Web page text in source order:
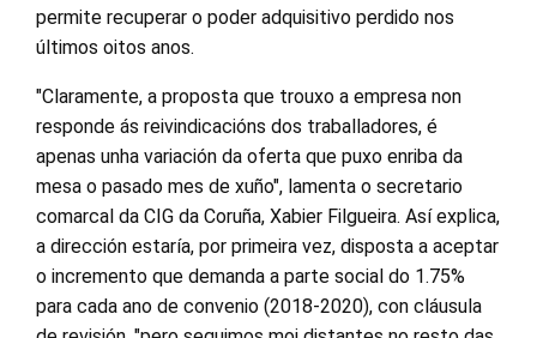
permite recuperar o poder adquisitivo perdido nos
últimos oitos anos.
"Claramente, a proposta que trouxo a empresa non
responde ás reivindicacións dos traballadores, é
apenas unha variación da oferta que puxo enriba da
mesa o pasado mes de xuño", lamenta o secretario
comarcal da CIG da Coruña, Xabier Filgueira. Así explica,
a dirección estaría, por primeira vez, disposta a aceptar
o incremento que demanda a parte social do 1.75%
para cada ano de convenio (2018-2020), con cláusula